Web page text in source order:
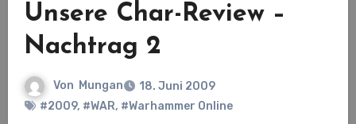
Unsere Char-Review –
Nachtrag 2
Von Mungan
18. Juni 2009
#2009, #WAR, #Warhammer Online